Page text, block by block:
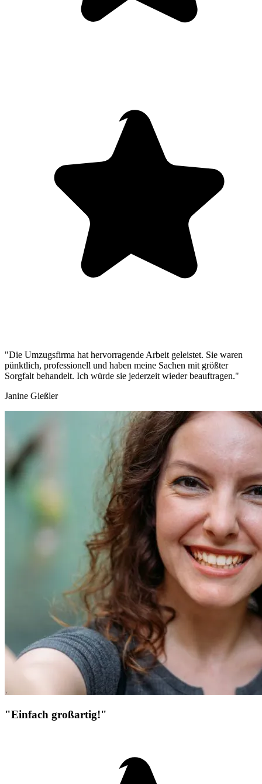
"Die Umzugsfirma hat hervorragende Arbeit geleistet. Sie waren
pünktlich, professionell und haben meine Sachen mit größter
Sorgfalt behandelt. Ich würde sie jederzeit wieder beauftragen."
Janine Gießler
"Einfach großartig!"